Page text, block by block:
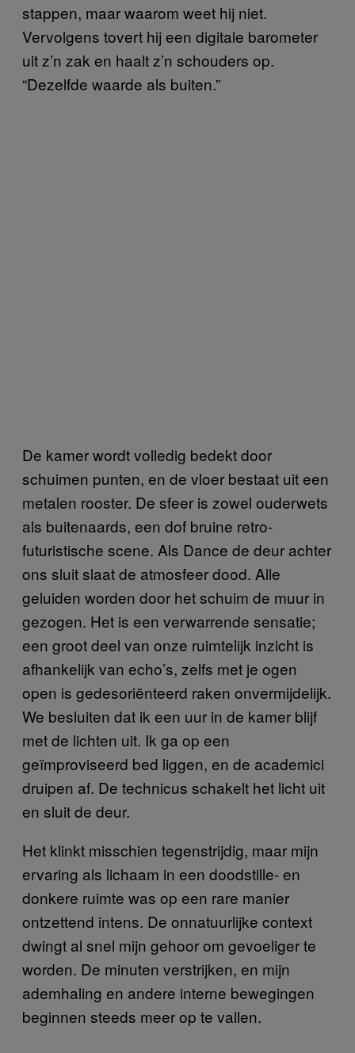
stappen, maar waarom weet hij niet.
Vervolgens tovert hij een digitale barometer
uit z’n zak en haalt z’n schouders op.
“Dezelfde waarde als buiten.”
De kamer wordt volledig bedekt door
schuimen punten, en de vloer bestaat uit een
metalen rooster. De sfeer is zowel ouderwets
als buitenaards, een dof bruine retro-
futuristische scene. Als Dance de deur achter
ons sluit slaat de atmosfeer dood. Alle
geluiden worden door het schuim de muur in
gezogen. Het is een verwarrende sensatie;
een groot deel van onze ruimtelijk inzicht is
afhankelijk van echo’s, zelfs met je ogen
open is gedesoriënteerd raken onvermijdelijk.
We besluiten dat ik een uur in de kamer blijf
met de lichten uit. Ik ga op een
geïmproviseerd bed liggen, en de academici
druipen af. De technicus schakelt het licht uit
en sluit de deur.
Het klinkt misschien tegenstrijdig, maar mijn
ervaring als lichaam in een doodstille- en
donkere ruimte was op een rare manier
ontzettend intens. De onnatuurlijke context
dwingt al snel mijn gehoor om gevoeliger te
worden. De minuten verstrijken, en mijn
ademhaling en andere interne bewegingen
beginnen steeds meer op te vallen.